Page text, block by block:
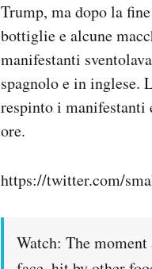
Trump, ma dopo la
bottiglie e alcune
manifestanti
spagnolo e in inglese.
respinto i manifestanti
ore.
https://twitter.com/
Watch: The